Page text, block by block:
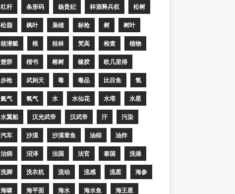
杠杆 条形码 杨贵妃 杯酒释兵权 松树
松脂 枫叶 枭雄 标枪 树 树叶
核潜艇 根 桂林 梵高 检查 植物
楚辞 楷书 榕树 橡胶 欧几里得
步枪 武则天 毒 毒品 比目鱼 氢
氦气 氧气 水 水仙花 水塔 水星
水翼船 汉光武帝 汉武帝 汗 污染
汽车 沙漠 沙漠章鱼 油棕 油炸
治病 沼泽 法国 法官 泰国 洗澡
洗脚 洗衣机 流动 流感 流星 海参
海啸 海平面 海水 海水鱼 海王星